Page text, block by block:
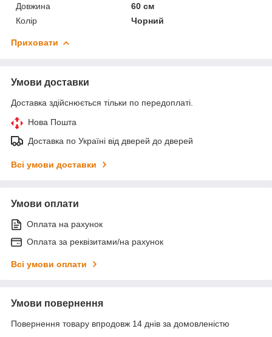
Довжина
60 см
Колір
Чорний
Приховати
Умови доставки
Доставка здійснюється тільки по передоплаті.
Нова Пошта
Доставка по Україні від дверей до дверей
Всі умови доставки
Умови оплати
Оплата на рахунок
Оплата за реквізитами/на рахунок
Всі умови оплати
Умови повернення
Повернення товару впродовж 14 днів за домовленістю